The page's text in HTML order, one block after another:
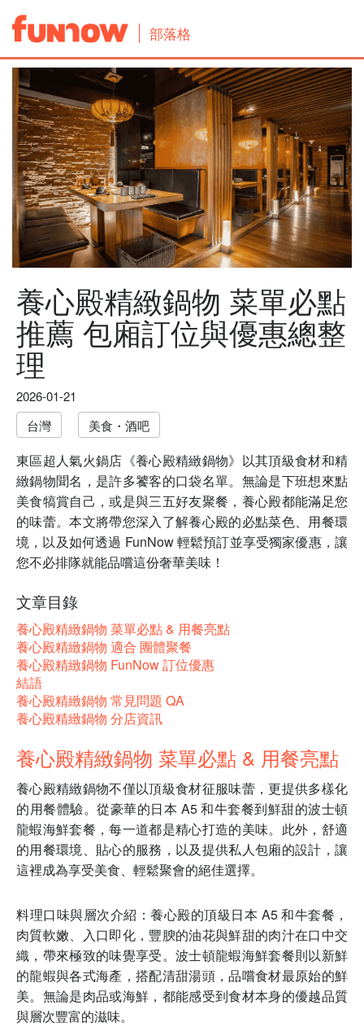
部落格
養心殿精緻鍋物 菜單必點
推薦 包廂訂位與優惠總整
理
2026-01-21
台灣
美食・酒吧
東區超人氣火鍋店《養心殿精緻鍋物》以其頂級食材和精
緻鍋物聞名，是許多饕客的口袋名單。無論是下班想來點
美食犒賞自己，或是與三五好友聚餐，養心殿都能滿足您
的味蕾。本文將帶您深入了解養心殿的必點菜色、用餐環
境，以及如何透過 FunNow 輕鬆預訂並享受獨家優惠，讓
您不必排隊就能品嚐這份奢華美味！
文章目錄
養心殿精緻鍋物 菜單必點 & 用餐亮點
養心殿精緻鍋物 適合 團體聚餐
養心殿精緻鍋物 FunNow 訂位優惠
結語
養心殿精緻鍋物 常見問題 QA
養心殿精緻鍋物 分店資訊
養心殿精緻鍋物 菜單必點 & 用餐亮點
養心殿精緻鍋物不僅以頂級食材征服味蕾，更提供多樣化
的用餐體驗。從豪華的日本 A5 和牛套餐到鮮甜的波士頓
龍蝦海鮮套餐，每一道都是精心打造的美味。此外，舒適
的用餐環境、貼心的服務，以及提供私人包廂的設計，讓
這裡成為享受美食、輕鬆聚會的絕佳選擇。
料理口味與層次介紹：養心殿的頂級日本 A5 和牛套餐，
肉質軟嫩、入口即化，豐腴的油花與鮮甜的肉汁在口中交
織，帶來極致的味覺享受。波士頓龍蝦海鮮套餐則以新鮮
的龍蝦與各式海產，搭配清甜湯頭，品嚐食材最原始的鮮
美。無論是肉品或海鮮，都能感受到食材本身的優越品質
與層次豐富的滋味。